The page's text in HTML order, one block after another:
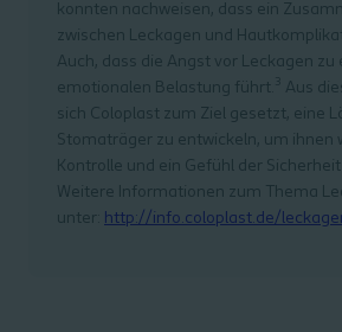
konnten nachweisen, dass ein
zwischen Leckagen und
Auch, dass die Angst vor Leckagen zu
emotionalen Belastung führt.
3 Aus
sich Coloplast zum Ziel gesetzt, eine
Stomaträger zu entwickeln, um ihnen
Kontrolle und ein Gefühl der Sicherheit
Weitere Informationen zum Thema
unter: http://info.coloplast.de/